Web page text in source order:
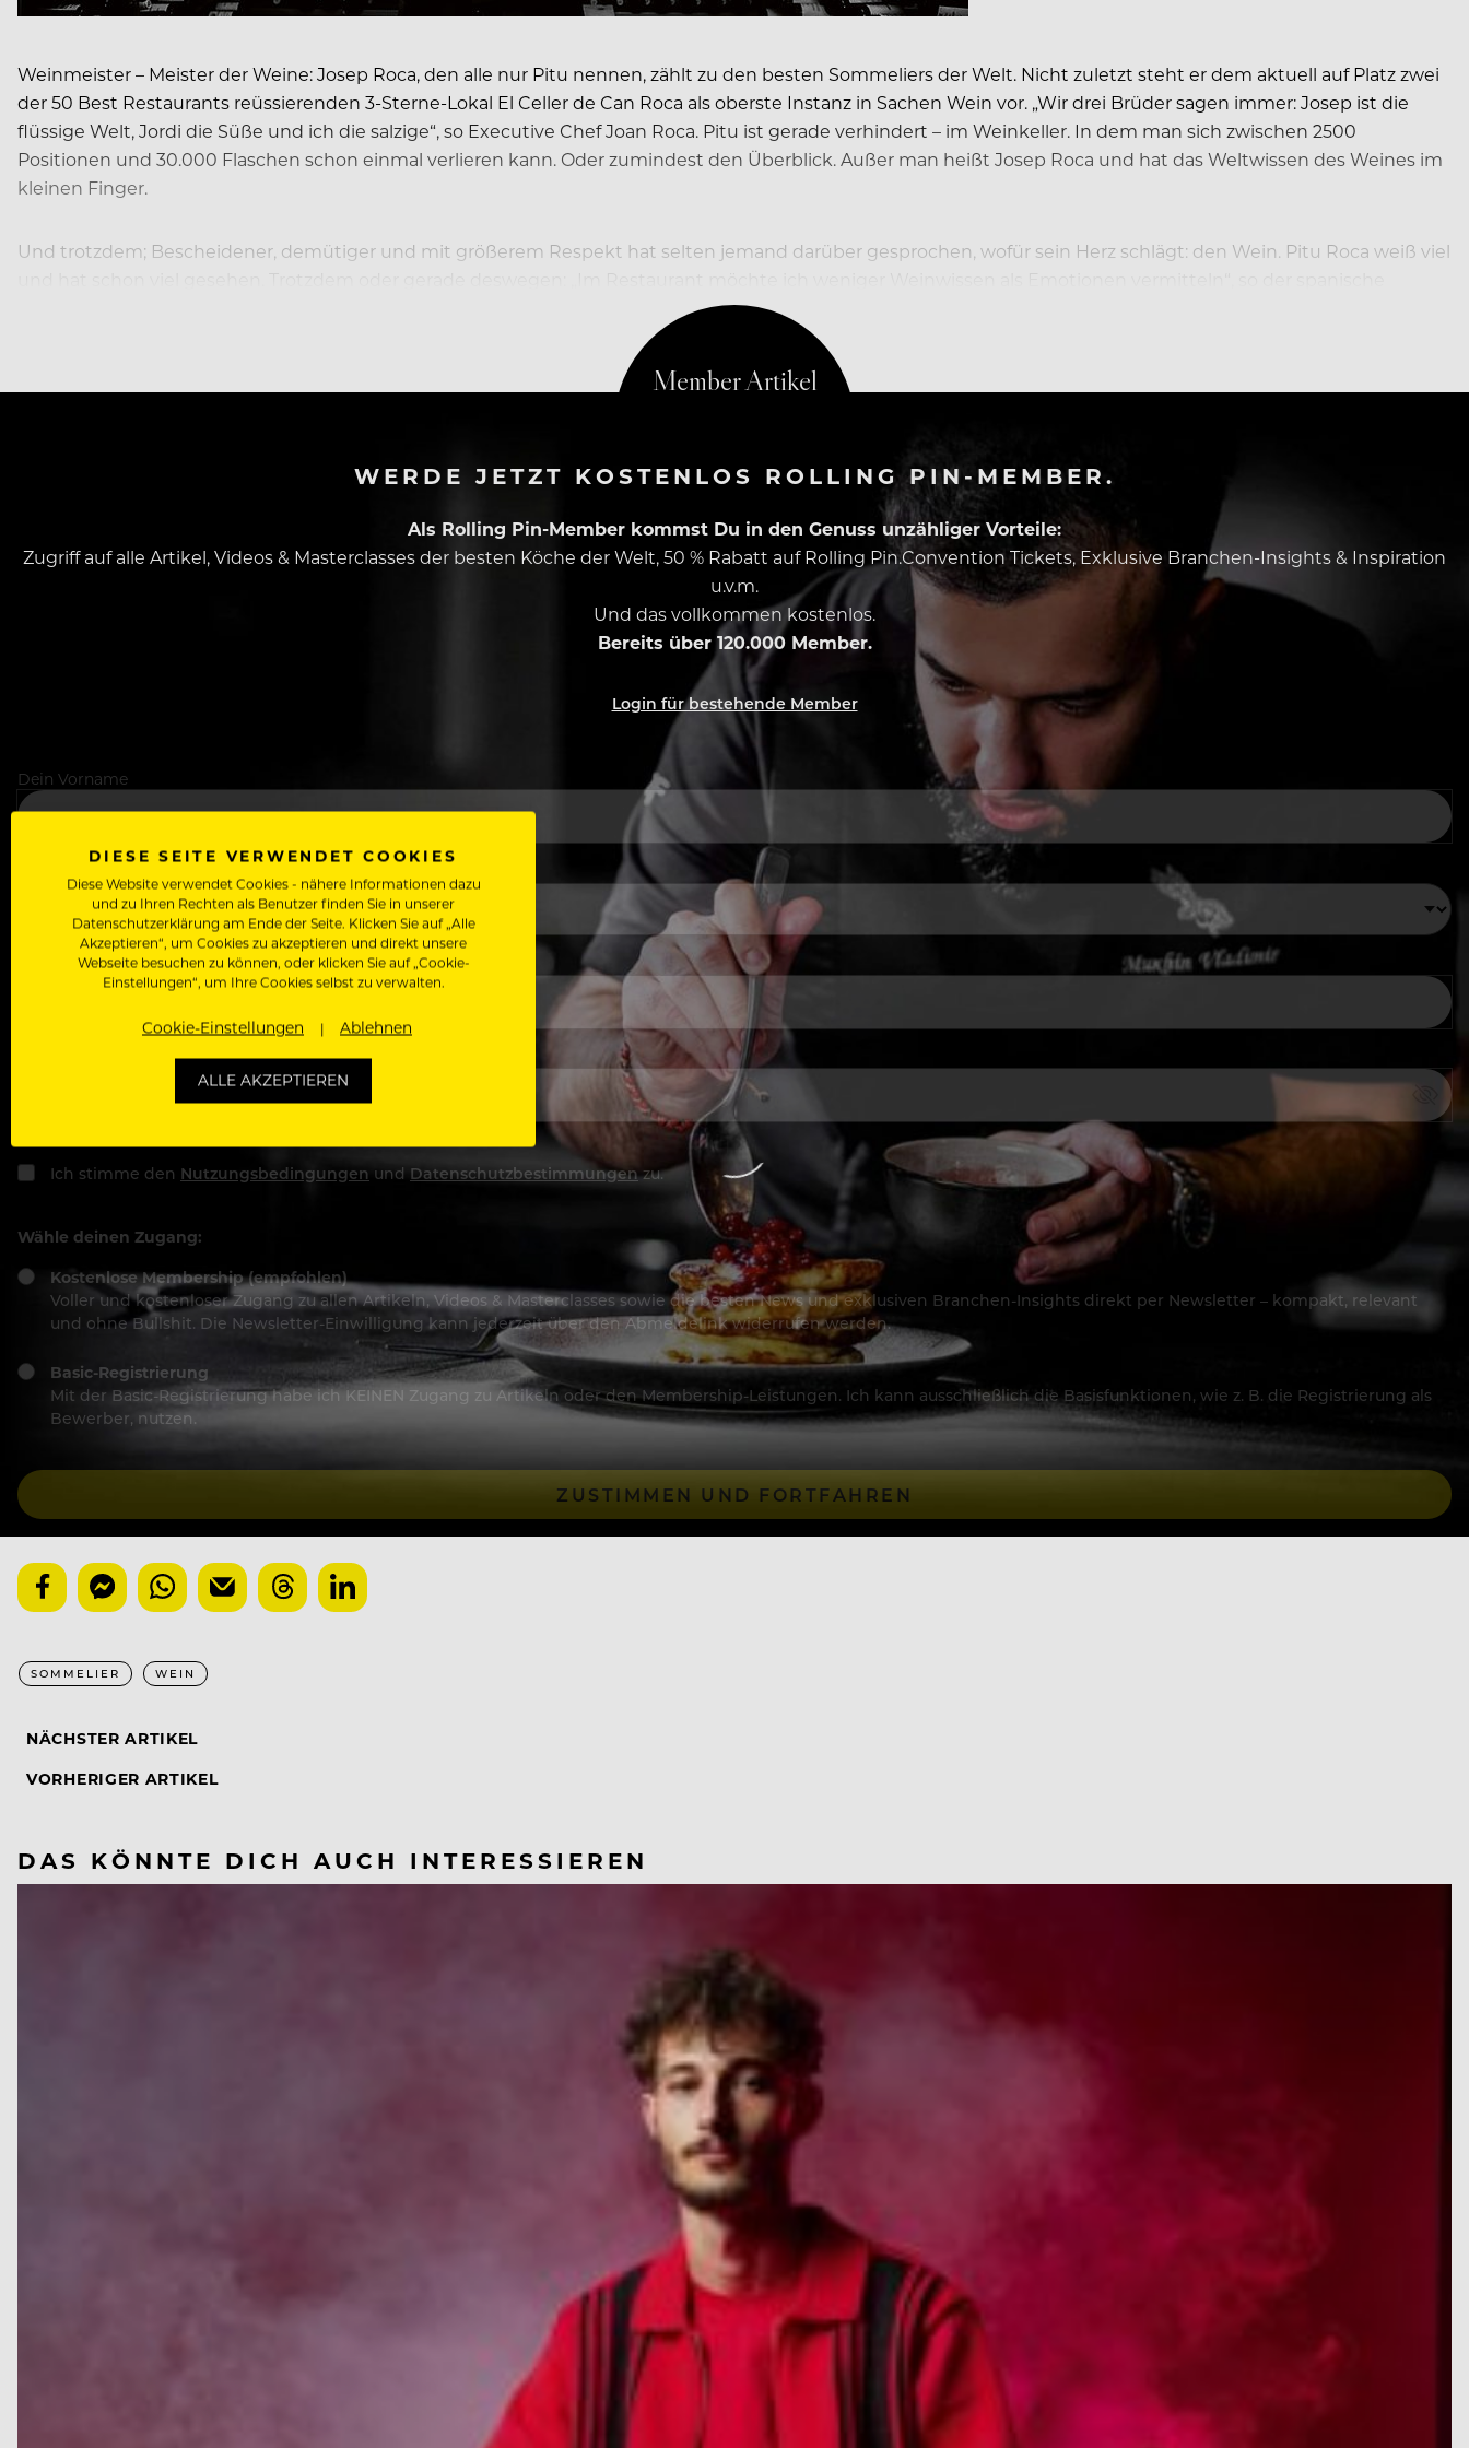
Weinmeister – Meister der Weine: Josep Roca, den alle nur Pitu nennen, zählt zu den besten Sommeliers der Welt. Nicht zuletzt steht er dem aktuell auf Platz zwei
der 50 Best Restaurants reüssierenden 3-Sterne-Lokal El Celler de Can Roca als oberste Instanz in Sachen Wein vor. „Wir drei Brüder sagen immer: Josep ist die
flüssige Welt, Jordi die Süße und ich die salzige“, so Executive Chef Joan Roca. Pitu ist gerade verhindert – im Weinkeller. In dem man sich zwischen 2500
Positionen und 30.000 Flaschen schon einmal verlieren kann. Oder zumindest den Überblick. Außer man heißt Josep Roca und hat das Weltwissen des Weines im
kleinen Finger.
Und trotzdem; Bescheidener, demütiger und mit größerem Respekt hat selten jemand darüber gesprochen, wofür sein Herz schlägt: den Wein. Pitu Roca weiß viel
WERDE JETZT KOSTENLOS ROLLING PIN-MEMBER.
Als Rolling Pin-Member kommst Du in den Genuss unzähliger Vorteile:
Zugriff auf alle Artikel, Videos & Masterclasses der besten Köche der Welt, 50 % Rabatt auf Rolling Pin.Convention Tickets, Exklusive Branchen-Insights & Inspiration
u.v.m.
Und das vollkommen kostenlos.
Bereits über 120.000 Member.
Login für bestehende Member
Dein Vorname
Deine E-Mail Adresse
Ich stimme den Nutzungsbedingungen und Datenschutzbestimmungenzu.
Wähle deinen Zugang:
Kostenlose Membership (empfohlen)
Voller und kostenloser Zugang zu allen Artikeln, Videos & Masterclasses sowie die besten News und exklusiven Branchen-Insights direkt per Newsletter – kompakt, relevant
und ohne Bullshit. Die Newsletter-Einwilligung kann jederzeit über den Abmeldelink widerrufen werden.
Basic-Registrierung
Mit der Basic-Registrierung habe ich KEINEN Zugang zu Artikeln oder den Membership-Leistungen. Ich kann ausschließlich die Basisfunktionen, wie z. B. die Registrierung als
Bewerber, nutzen.
ZUSTIMMEN UND FORTFAHREN
SOMMELIER WEIN
NÄCHSTER ARTIKEL
VORHERIGER ARTIKEL
DAS KÖNNTE DICH AUCH INTERESSIEREN
DIESE SEITE VERWENDET COOKIES
Diese Website verwendet Cookies - nähere Informationen dazu
und zu Ihren Rechten als Benutzer finden Sie in unserer
Datenschutzerklärung am Ende der Seite. Klicken Sie auf „Alle
Akzeptieren“, um Cookies zu akzeptieren und direkt unsere
Webseite besuchen zu können, oder klicken Sie auf „Cookie-
Einstellungen“, um Ihre Cookies selbst zu verwalten.
Cookie-Einstellungen Ablehnen
ALLE AKZEPTIEREN